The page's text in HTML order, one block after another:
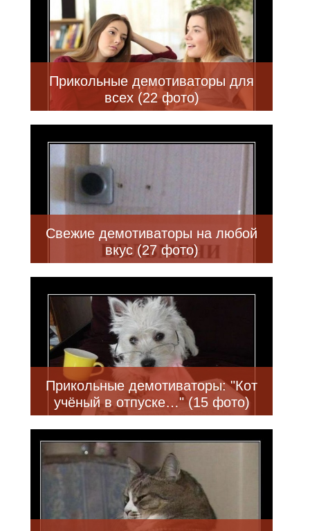
Прикольные демотиваторы для
всех (22 фото)
Свежие демотиваторы на любой
вкус (27 фото)
Прикольные демотиваторы: "Кот
учёный в отпуске…" (15 фото)